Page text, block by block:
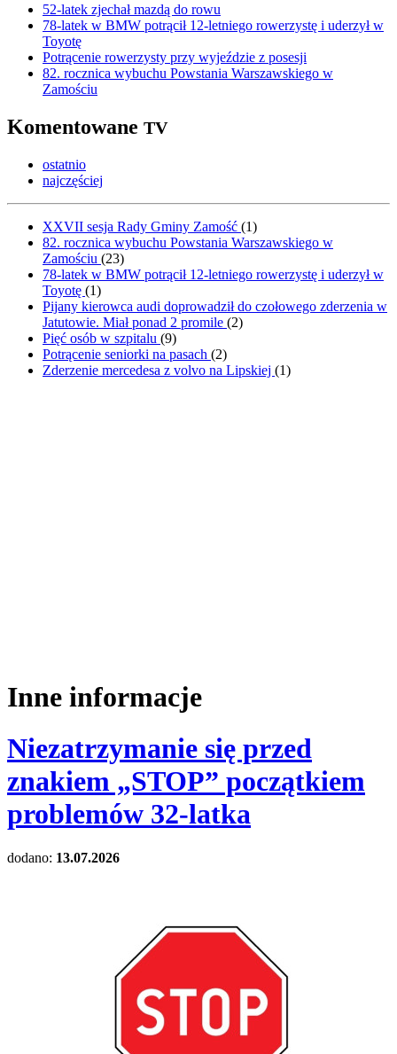
52-latek zjechał mazdą do rowu
78-latek w BMW potrącił 12-letniego rowerzystę i uderzył w
Toyotę
Potrącenie rowerzysty przy wyjeździe z posesji
82. rocznica wybuchu Powstania Warszawskiego w
Zamościu
Komentowane TV
ostatnio
najczęściej
XXVII sesja Rady Gminy Zamość (1)
82. rocznica wybuchu Powstania Warszawskiego w
Zamościu (23)
78-latek w BMW potrącił 12-letniego rowerzystę i uderzył w
Toyotę (1)
Pijany kierowca audi doprowadził do czołowego zderzenia w
Jatutowie. Miał ponad 2 promile (2)
Pięć osób w szpitalu (9)
Potrącenie seniorki na pasach (2)
Zderzenie mercedesa z volvo na Lipskiej (1)
Inne informacje
Niezatrzymanie się przed
znakiem „STOP” początkiem
problemów 32-latka
dodano: 13.07.2026